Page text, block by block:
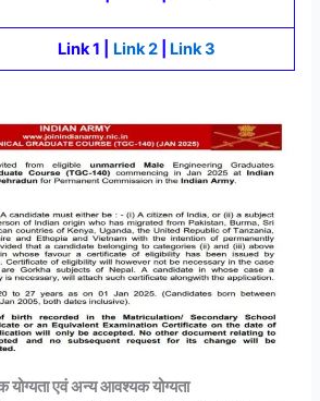
Link 1 | Link 2 Link 3
योग्यता एवं अन्य आवश्यक योग्यता